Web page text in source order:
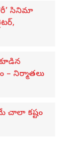
సినిమా
నిర్మాతలు
చాలా కష్టం